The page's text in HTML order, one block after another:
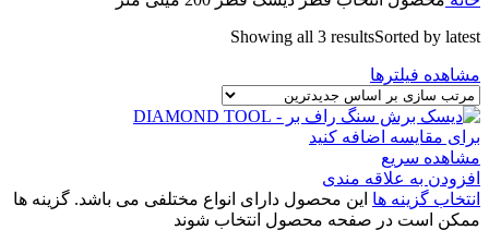
Showing all 3 resultsSorted by latest
مشاهده فیلترها
برای مقایسه اضافه کنید
مشاهده سریع
افزودن به علاقه مندی
انتخاب گزینه ها این محصول دارای انواع مختلفی می باشد. گزینه ها
ممکن است در صفحه محصول انتخاب شوند